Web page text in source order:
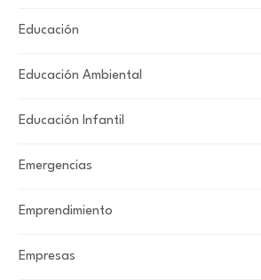
Educación
Educación Ambiental
Educación Infantil
Emergencias
Emprendimiento
Empresas